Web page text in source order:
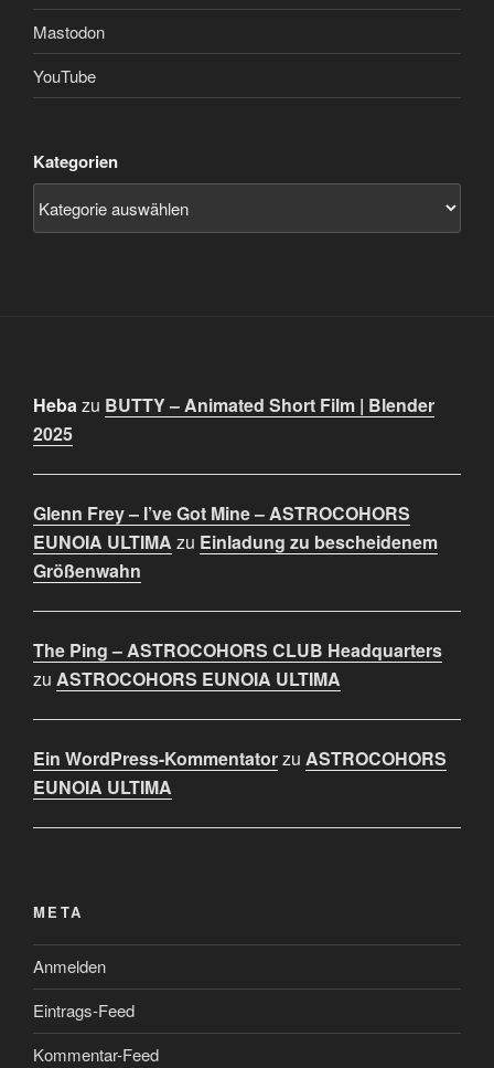
Mastodon
YouTube
Kategorien
Hebazu BUTTY – Animated Short Film | Blender
2025
Glenn Frey – I’ve Got Mine – ASTROCOHORS
EUNOIA ULTIMA zu Einladung zu bescheidenem
Größenwahn
The Ping – ASTROCOHORS CLUB Headquarters
zu ASTROCOHORS EUNOIA ULTIMA
Ein WordPress-Kommentatorzu ASTROCOHORS
EUNOIA ULTIMA
META
Anmelden
Eintrags-Feed
Kommentar-Feed